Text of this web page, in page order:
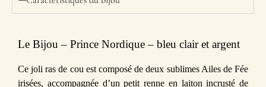
Le Bijou – Prince Nordique – bleu clair et argent
Ce joli ras de cou est composé de deux sublimes Ailes de Fée
irisées, accompagnée d’un petit renne en laiton incrusté de